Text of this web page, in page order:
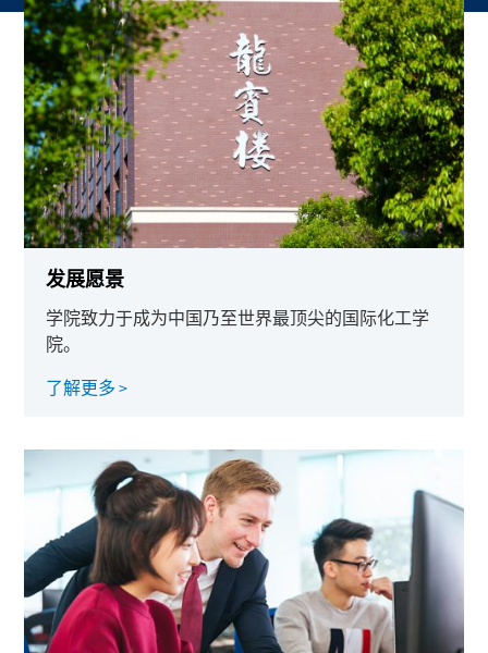
发展愿景
学院致力于成为中国乃至世界最顶尖的国际化工学
院。
了解更多 >